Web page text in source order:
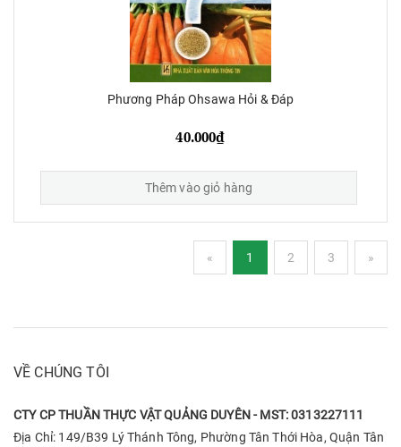
Phương Pháp Ohsawa Hỏi & Đáp
40.000₫
Thêm vào giỏ hàng
« 1 2 3 »
VỀ CHÚNG TÔI
CTY CP THUẦN THỰC VẬT QUẢNG DUYÊN - MST: 0313227111
Địa Chỉ: 149/B39 Lý Thánh Tông, Phường Tân Thới Hòa, Quận Tân